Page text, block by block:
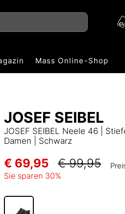
Mass Online-Shop
JOSEF SEIBEL
JOSEF SEIBEL Neele 46 |
Damen | Schwarz
€ 69,95 € 99,95
Sie sparen 30%